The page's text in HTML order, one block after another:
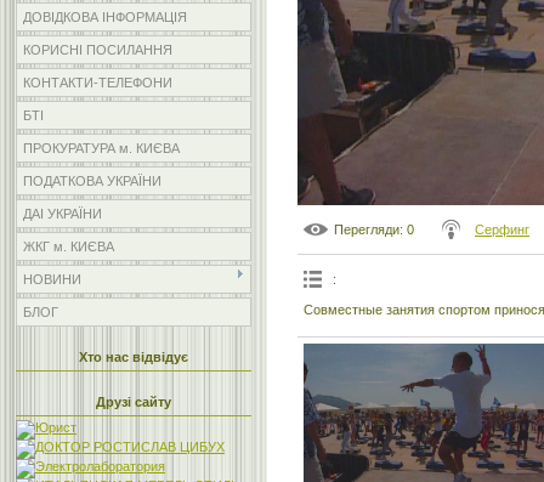
ДОВІДКОВА ІНФОРМАЦІЯ
КОРИСНІ ПОСИЛАННЯ
КОНТАКТИ-ТЕЛЕФОНИ
БТІ
ПРОКУРАТУРА м. КИЄВА
ПОДАТКОВА УКРАЇНИ
ДАІ УКРАЇНИ
ЖКГ м. КИЄВА
НОВИНИ
БЛОГ
Хто нас відвідує
Друзі сайту
Перегляди: 0 Серфинг
:
Совместные занятия спортом